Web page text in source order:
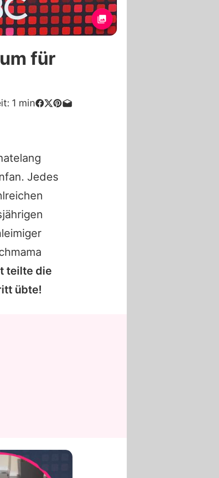
für
1 min
Jedes
teilte die
übte!